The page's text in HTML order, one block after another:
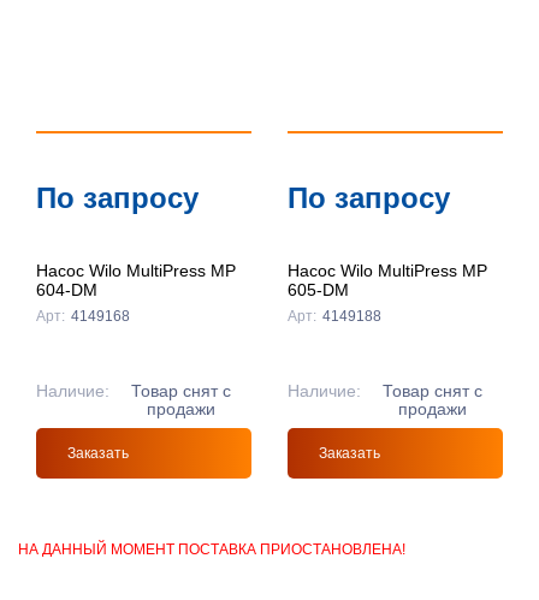
По запросу
Насос Wilo MultiPress MP
604-DM
Арт: 4149168
Наличие:
Товар снят с
продажи
Заказать
По запросу
Насос Wilo MultiPress MP
605-DM
Арт: 4149188
Наличие:
Товар снят с
продажи
Заказать
НА ДАННЫЙ МОМЕНТ ПОСТАВКА ПРИОСТАНОВЛЕНА!